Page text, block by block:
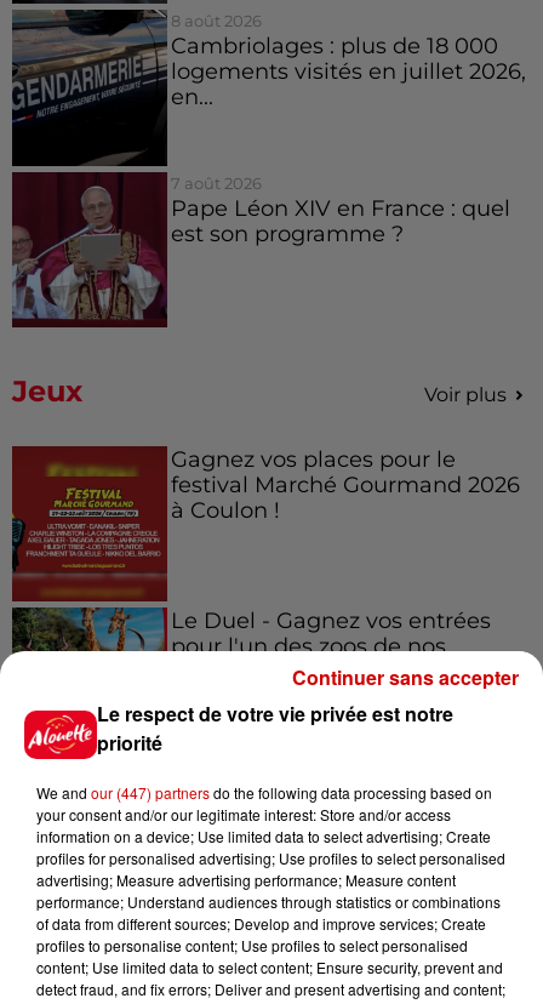
8 août 2026
Cambriolages : plus de 18 000
logements visités en juillet 2026,
en...
7 août 2026
Pape Léon XIV en France : quel
est son programme ?
Jeux Voir plus
Gagnez vos places pour le
festival Marché Gourmand 2026
à Coulon !
Le Duel - Gagnez vos entrées
pour l'un des zoos de nos
Destination Vacances - Gagnez
votre séjour en famille au cœur
de la...
Destination Vacances : inscrivez-
vous !
Le respect de votre vie privée est notre
priorité
We and our (447) partnersdo the following data processing based on
your consent and/or our legitimate interest: Store and/or access
information on a device; Use limited data to select advertising; Create
profiles for personalised advertising; Use profiles to select personalised
advertising; Measure advertising performance; Measure content
performance; Understand audiences through statistics or combinations
of data from different sources; Develop and improve services; Create
profiles to personalise content; Use profiles to select personalised
content; Use limited data to select content; Ensure security, prevent and
detect fraud, and fix errors; Deliver and present advertising and content;
Continuer sans accepter